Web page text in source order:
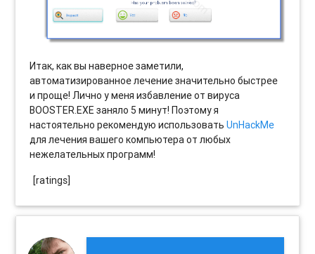
Итак, как вы наверное заметили,
автоматизированное лечение значительно быстрее
и проще! Лично у меня избавление от вируса
BOOSTER.EXE заняло 5 минут! Поэтому я
настоятельно рекомендую использоватьUnHackMe
для лечения вашего компьютера от любых
нежелательных программ!
[ratings]